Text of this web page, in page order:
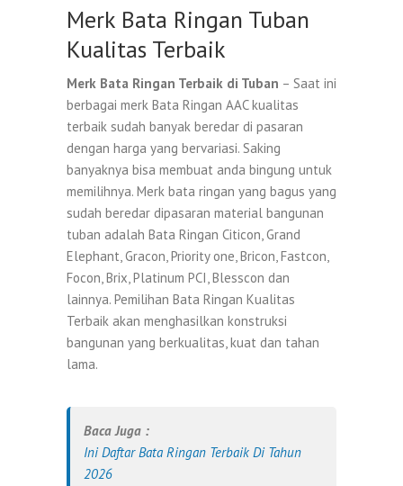
Merk Bata Ringan Tuban
Kualitas Terbaik
Merk Bata Ringan Terbaik di Tuban – Saat ini
berbagai merk Bata Ringan AAC kualitas
terbaik sudah banyak beredar di pasaran
dengan harga yang bervariasi. Saking
banyaknya bisa membuat anda bingung untuk
memilihnya. Merk bata ringan yang bagus yang
sudah beredar dipasaran material bangunan
tuban adalah Bata Ringan Citicon, Grand
Elephant, Gracon, Priority one, Bricon, Fastcon,
Focon, Brix, Platinum PCI, Blesscon dan
lainnya. Pemilihan Bata Ringan Kualitas
Terbaik akan menghasilkan konstruksi
bangunan yang berkualitas, kuat dan tahan
lama.
Baca Juga :
Ini Daftar Bata Ringan Terbaik Di Tahun
2026